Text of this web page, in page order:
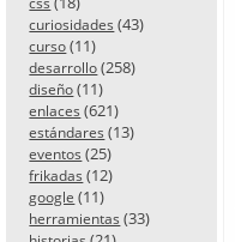
curiosidades (43)
curso (11)
desarrollo (258)
diseño (11)
enlaces (621)
estándares (13)
eventos (25)
frikadas (12)
google (11)
herramientas (33)